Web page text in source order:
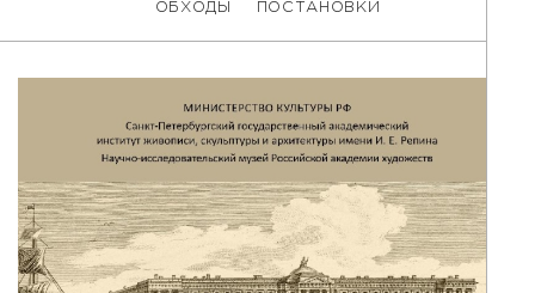
ОБХОДЫ ПОСТАНОВКИ